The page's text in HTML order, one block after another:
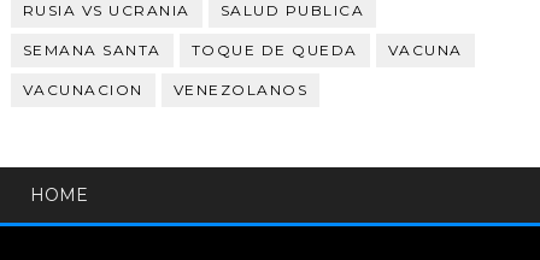
RUSIA VS UCRANIA SALUD PUBLICA
SEMANA SANTA TOQUE DE QUEDA VACUNA
VACUNACION VENEZOLANOS
HOME